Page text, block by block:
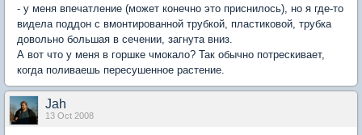
- у меня впечатление (может конечно это приснилось), но я где-то
видела поддон с вмонтированной трубкой, пластиковой, трубка
довольно большая в сечении, загнута вниз.
А вот что у меня в горшке чмокало? Так обычно потрескивает,
когда поливаешь пересушенное растение.
Jah
13 Oct 2008